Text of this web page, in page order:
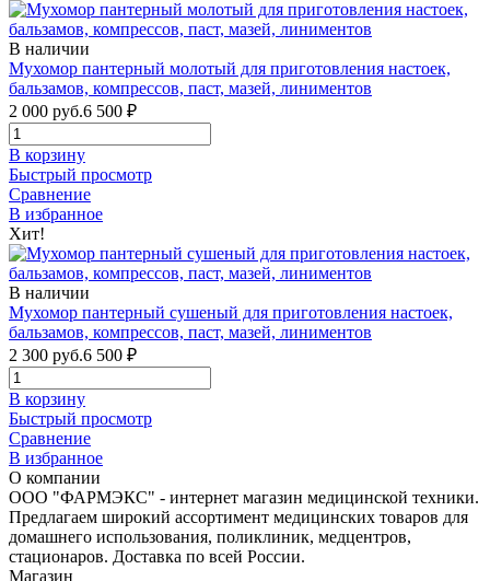
В наличии
Мухомор пантерный молотый для приготовления настоек,
бальзамов, компрессов, паст, мазей, линиментов
2 000 руб.6 500 ₽
В корзину
Быстрый просмотр
Сравнение
В избранное
Хит!
В наличии
Мухомор пантерный сушеный для приготовления настоек,
бальзамов, компрессов, паст, мазей, линиментов
2 300 руб.6 500 ₽
В корзину
Быстрый просмотр
Сравнение
В избранное
О компании
ООО "ФАРМЭКС" - интернет магазин медицинской техники.
Предлагаем широкий ассортимент медицинских товаров для
домашнего использования, поликлиник, медцентров,
стационаров. Доставка по всей России.
Магазин